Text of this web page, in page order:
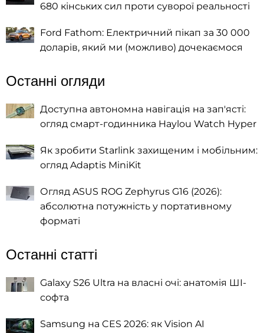
680 кінських сил проти суворої реальності
Ford Fathom: Електричний пікап за 30 000
доларів, який ми (можливо) дочекаємося
Останні огляди
Доступна автономна навігація на зап'ясті:
огляд смарт-годинника Haylou Watch Hyper
Як зробити Starlink захищеним і мобільним:
огляд Adaptis MiniKit
Огляд ASUS ROG Zephyrus G16 (2026):
абсолютна потужність у портативному
форматі
Останні статті
Galaxy S26 Ultra на власні очі: анатомія ШІ-
софта
Samsung на CES 2026: як Vision AI